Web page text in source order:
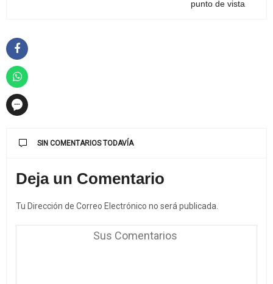
punto de vista
SIN COMENTARIOS TODAVÍA
Deja un Comentario
Tu Dirección de Correo Electrónico no será publicada.